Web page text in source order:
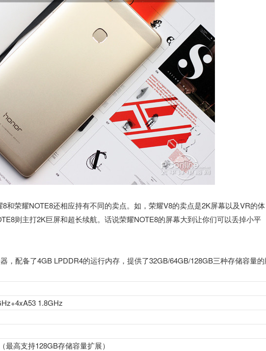
和荣耀NOTE8还相应持有不同的卖点。如，荣耀V8的卖点是2K屏幕以及VR的体
则主打2K巨屏和超长续航。话说荣耀NOTE8的屏幕大到让你们可以丢掉小平
，配备了4GB LPDDR4的运行内存，提供了32GB/64GB/128GB三种存储容量
1.8GHz
最高支持128GB存储容量扩展）